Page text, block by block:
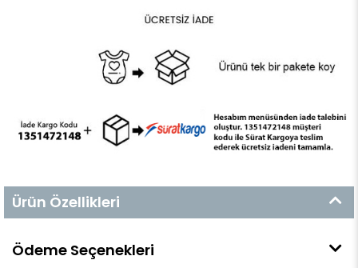
Ürün Özellikleri
Ödeme Seçenekleri